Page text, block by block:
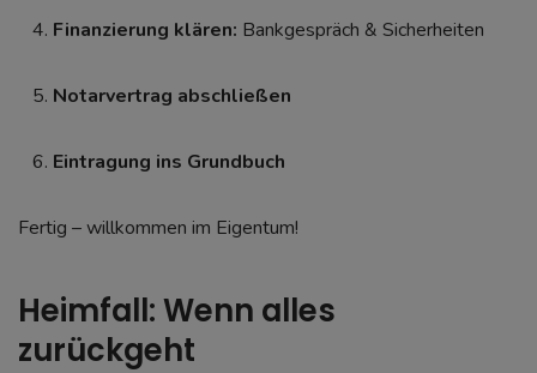
Finanzierung klären: Bankgespräch & Sicherheiten
Notarvertrag abschließen
Eintragung ins Grundbuch
Fertig – willkommen im Eigentum!
Heimfall: Wenn alles
zurückgeht